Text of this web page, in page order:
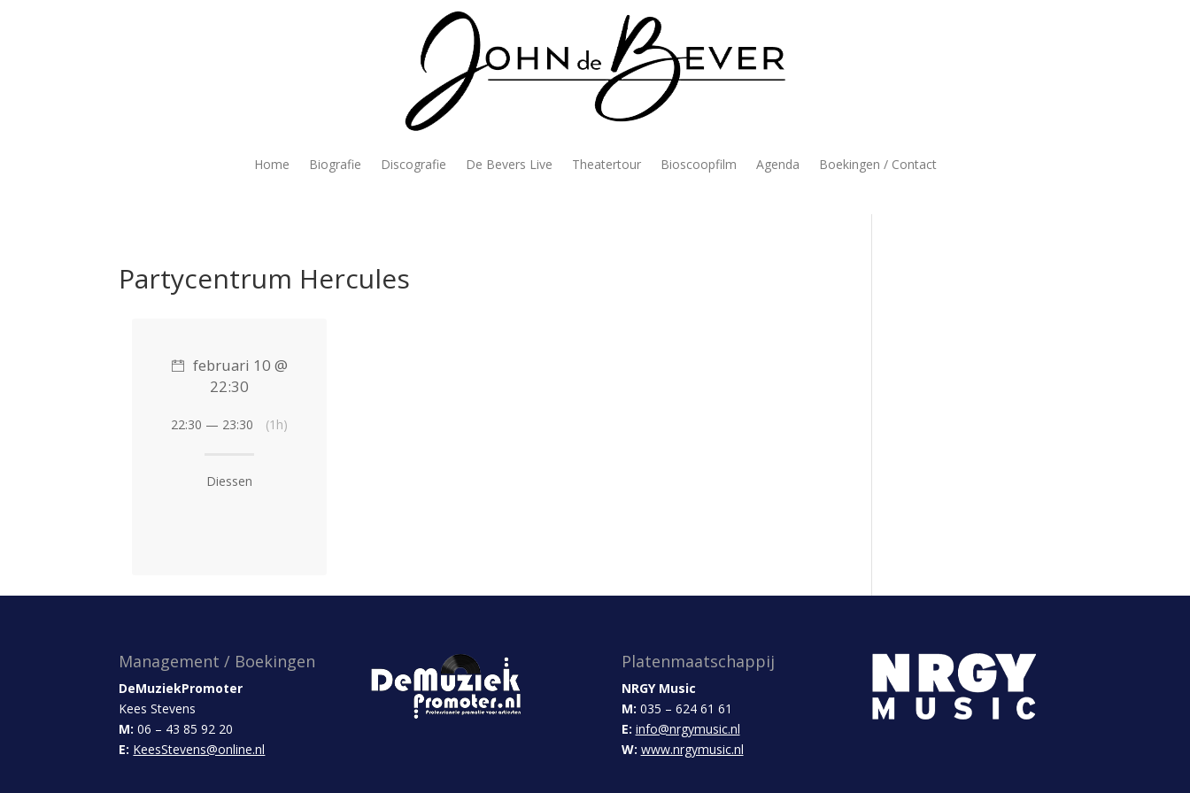
Home Biografie Discografie De Bevers Live Theatertour Bioscoopfilm Agenda Boekingen / Contact
Partycentrum Hercules
februari 10 @
22:30
22:30 — 23:30 (1h)
Diessen
Management / Boekingen
DeMuziekPromoter
Kees Stevens
M: 06 – 43 85 92 20
E: KeesStevens@online.nl
Platenmaatschappij
NRGY Music
M: 035 – 624 61 61
E: info@nrgymusic.nl
W: www.nrgymusic.nl